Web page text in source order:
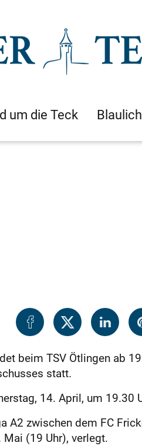
um die Teck
beim TSV Ötlingen ab
statt.
14. April, um
A2 zwischen dem FC
(19 Uhr), verlegt.